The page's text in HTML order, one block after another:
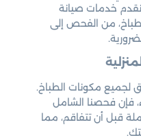
نقدم خدمات صيانة
من الفحص إلى
لجميع مكونات الطباخ.
فإن فحصنا الشامل
قبل أن تتفاقم، مما